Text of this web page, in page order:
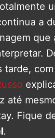
a
que
tarde,
até
Fique
.